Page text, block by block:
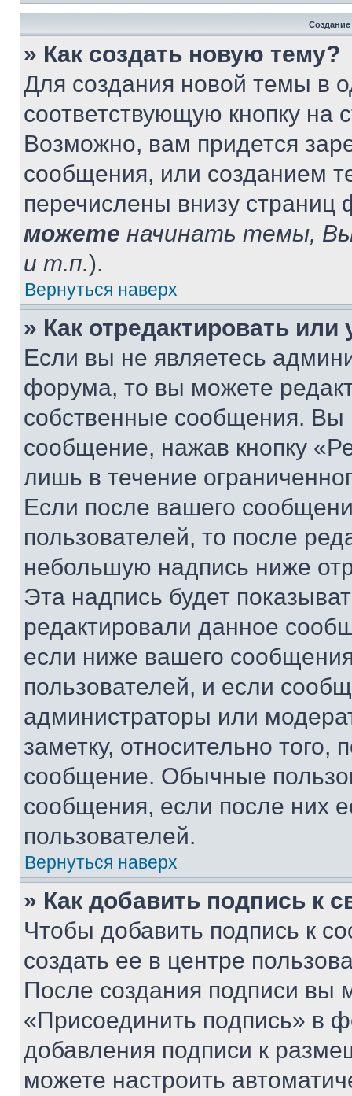
» Как создать новую тему?
Для создания новой темы в
соответствующую кнопку
Возможно, вам придется
сообщения, или созданием
перечислены внизу
можете начинать темы,
и т.п.).
Вернуться наверх
» Как отредактировать
Если вы не являетесь
форума, то вы можете
собственные сообщения. Вы
сообщение, нажав кнопку
лишь в течение
Если после вашего
пользователей, то после
небольшую надпись ниже
Эта надпись будет
редактировали данное
если ниже вашего
пользователей, и если
администраторы или
заметку, относительно
сообщение. Обычные
сообщения, если после них
пользователей.
Вернуться наверх
» Как добавить подпись к
Чтобы добавить подпись к
создать ее в центре
После создания подписи вы
«Присоединить подпись» в
добавления подписи к
можете настроить